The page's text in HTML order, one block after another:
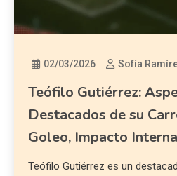
02/03/2026 Sofía
Teófilo Gutiérrez:
Destacados de su
Goleo, Impacto
Teófilo Gutiérrez es un